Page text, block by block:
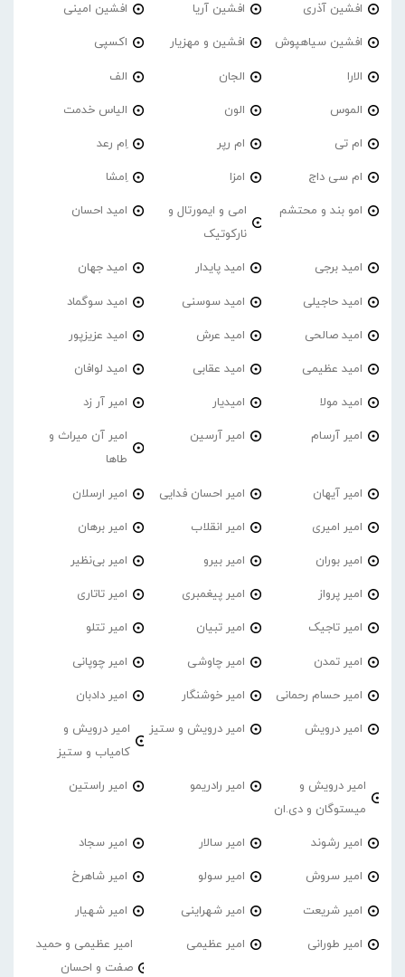
افشین آذری افشین آریا افشین امینی
افشین سیاهپوش افشین و مهزیار اکسپی
الارا الجان الف
الموس الون الیاس خدمت
ام تی ام رپر اِم رعد
ام سی داج امزا اِمشا
امو بند و محتشم
امی و ایمورتال و
نارکوتیک
امید احسان
امید برجی امید پایدار امید جهان
امید حاجیلی امید سوسنی امید سوگماد
امید صالحی امید عرش امید عزیزپور
امید عظیمی امید عقابی امید لوافان
امید مولا امیدیار امیر آر زد
امیر آرسام امیر آرسین
امیر آن میراث و
طاها
امیر آیهان امیر احسان فدایی امیر ارسلان
امیر امیری امیر انقلاب امیر برهان
امیر‌ بوران امیر بیرو امیر بی‌نظیر
امیر پرواز امیر پیغمبری امیر تاتاری
امیر تاجیک امیر تبیان امیر تتلو
امیر تمدن امیر چاوشی امیر چوپانی
امیر حسام رحمانی امیر خوشنگار امیر دادبان
امیر درویش امیر درویش و ستیز
امیر درویش و
کامیاب و ستیز
امیر درویش و
میستوگان و دی.ان
امیر رادریمو امیر راستین
امیر رشوند امیر سالار امیر سجاد
امیر سروش امیر سولو امیر شاهرخ
امیر شریعت امیر شهراینی امیر شهیار
امیر طورانی امیر عظیمی
امیر عظیمی و حمید
صفت و احسان